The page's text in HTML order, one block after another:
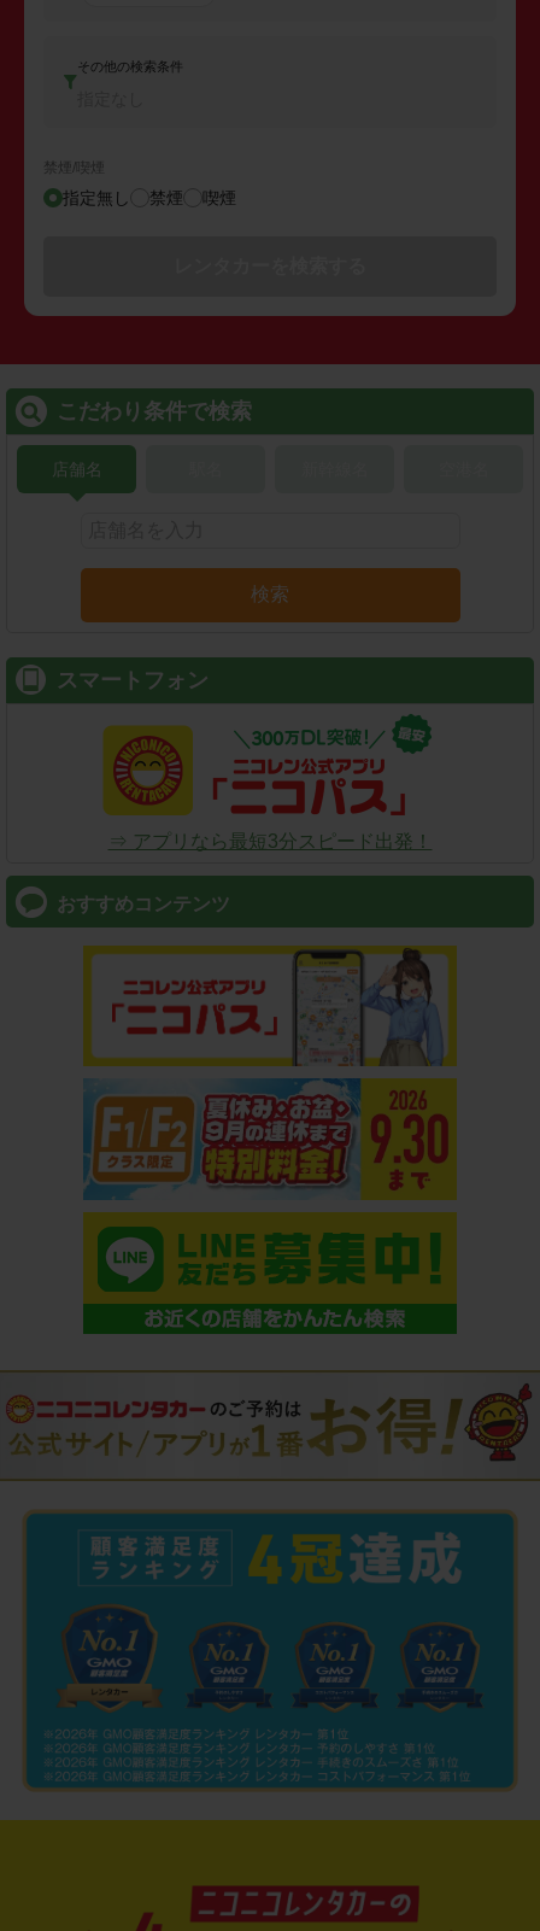
その他の検索条件
禁煙/喫煙
指定無し 禁煙 喫煙
こだわり条件で検索
店舗名
検索
スマートフォン
⇒ アプリなら最短3分スピード出発！
おすすめコンテンツ